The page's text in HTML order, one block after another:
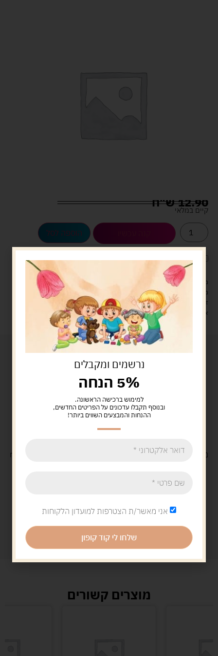
12.90ש"ח
קיים במלאי
הוספה לסל
לארוז את המוצר באריזת מתנה5.00 ש"ח ?
מעל 329 ש"ח, משלוח עם שליח עד הבית חינם! – 0 ₪
משלוח עם שליח עד הבית: 29 ש"ח
זמן אספקה: עד 4 ימי עסקים.
איסוף עצמי: מ"ביתר טויס" רחוב בניין דוד 18, ביתר עילית.
משלוח חינםבקנייה מעל 329 ש"ח
מוצרים קשורים
נרשמים ומקבלים
5% הנחה
למימוש ברכישה הראשונה.
ובנוסף תקבלו עדכונים על הפריטים החדשים,
ההנחות והמבצעים השווים ביותר!
אני מאשר/ת הצטרפות למועדון הלקוחות
שלחו לי קוד קופון